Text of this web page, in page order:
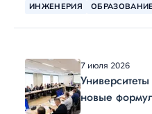
ИНЖЕНЕРИЯ ОБРАЗОВАНИЕ
7 июля 2026
новые